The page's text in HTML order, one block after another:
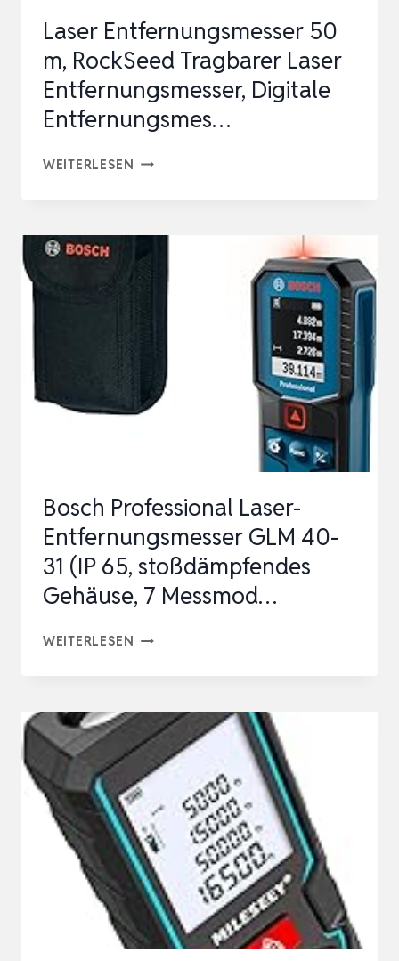
Laser Entfernungsmesser 50
m, RockSeed Tragbarer Laser
Entfernungsmesser, Digitale
Entfernungsmes…
WEITERLESEN LASER
TRAGBARER
ENTFERNUNGSMESSER,
DIGITALE
ENTFERNUNGSMES…
Bosch Professional Laser-
Entfernungsmesser GLM 40-
31 (IP 65, stoßdämpfendes
Gehäuse, 7 Messmod…
WEITERLESEN BOSCH
ENTFERNUNGSMESSER
GLM
40-
31
(IP
65,
STOSSDÄMPFENDES G
EHÄUSE, 7
M